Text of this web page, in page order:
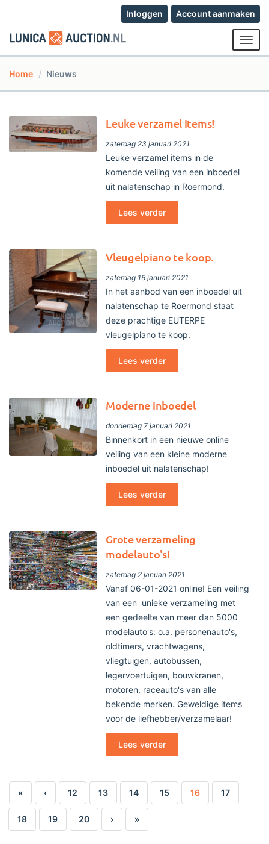
Inloggen Account aanmaken
Home
Nieuws
Leuke verzamel items!
zaterdag 23 januari 2021
Leuke verzamel items in de
komende veiling van een inboedel
uit nalatenschap in Roermond.
Lees verder
Vleugelpiano te koop.
zaterdag 16 januari 2021
In het aanbod van een inboedel uit
nalatenschap te Roermond staat
deze prachtige EUTERPE
vleugelpiano te koop.
Lees verder
Moderne inboedel
donderdag 7 januari 2021
Binnenkort in een nieuwe online
veiling van een kleine moderne
inboedel uit nalatenschap!
Lees verder
Grote verzameling
modelauto's!
zaterdag 2 januari 2021
Vanaf 06-01-2021 online! Een veiling
van een unieke verzameling met
een gedeelte van meer dan 5000
modelauto's: o.a. personenauto's,
oldtimers, vrachtwagens,
vliegtuigen, autobussen,
legervoertuigen, bouwkranen,
motoren, raceauto's van alle
bekende merken. Geweldige items
voor de liefhebber/verzamelaar!
Lees verder
« ‹ 12 13 14 15 16 17
18 19 20 › »